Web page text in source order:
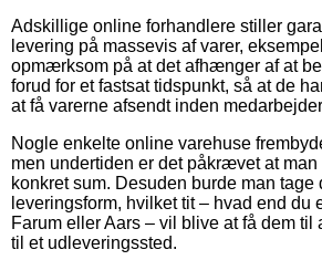
Adskillige online forhandlere stiller
levering på massevis af varer,
opmærksom på at det afhænger af at
forud for et fastsat tidspunkt, så at de
at få varerne afsendt inden
Nogle enkelte online varehuse
men undertiden er det påkrævet at man
konkret sum. Desuden burde man tage
leveringsform, hvilket tit – hvad end du
Farum eller Aars – vil blive at få dem til
til et udleveringssted.